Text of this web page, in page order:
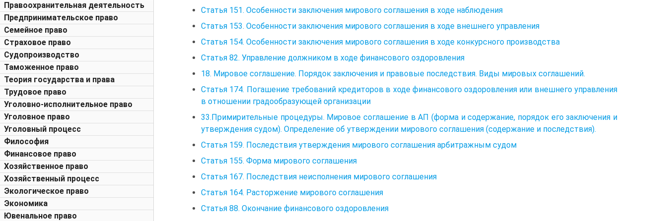
Правоохранительная деятельность
Предпринимательское право
Семейное право
Страховое право
Судопроизводство
Таможенное право
Теория государства и права
Трудовое право
Уголовно-исполнительное право
Уголовное право
Уголовный процесс
Философия
Финансовое право
Хозяйственное право
Хозяйственный процесс
Экологическое право
Экономика
Ювенальное право
Статья 151. Особенности заключения мирового соглашения в ходе наблюдения
Статья 153. Особенности заключения мирового соглашения в ходе внешнего управления
Статья 154. Особенности заключения мирового соглашения в ходе конкурсного производства
Статья 82. Управление должником в ходе финансового оздоровления
18. Мировое соглашение. Порядок заключения и правовые последствия. Виды мировых соглашений.
Статья 174. Погашение требований кредиторов в ходе финансового оздоровления или внешнего управления
в отношении градообразующей организации
33.Примирительные процедуры. Мировое соглашение в АП (форма и содержание, порядок его заключения и
утверждения судом). Определение об утверждении мирового соглашения (содержание и последствия).
Статья 159. Последствия утверждения мирового соглашения арбитражным судом
Статья 155. Форма мирового соглашения
Статья 167. Последствия неисполнения мирового соглашения
Статья 164. Расторжение мирового соглашения
Статья 88. Окончание финансового оздоровления